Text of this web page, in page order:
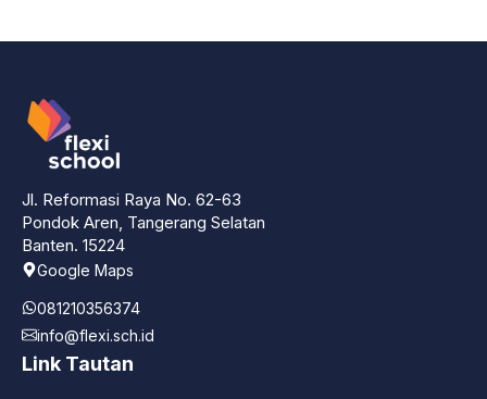
Jl. Reformasi Raya No. 62-63
Pondok Aren, Tangerang Selatan
Banten. 15224
Google Maps
081210356374
info@flexi.sch.id
Link Tautan